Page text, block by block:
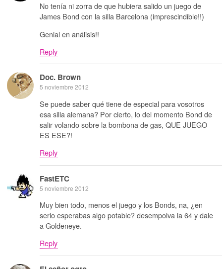
No tenía ni zorra de que hubiera salido un juego de
James Bond con la silla Barcelona (imprescindible!!)
Genial en análisis!!
Reply
Doc. Brown
5 noviembre 2012
Se puede saber qué tiene de especial para vosotros
esa silla alemana? Por cierto, lo del momento Bond de
salir volando sobre la bombona de gas, QUE JUEGO
ES ESE?!
Reply
FastETC
5 noviembre 2012
Muy bien todo, menos el juego y los Bonds, na, ¿en
serio esperabas algo potable? desempolva la 64 y dale
a Goldeneye.
Reply